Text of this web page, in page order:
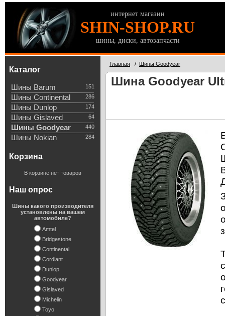
интернет магазин
SHIN-SHOP.RU
шины, диски, автозапчасти
Каталог
151
Шины Barum
286
Шины Continental
174
Шины Dunlop
64
Шины Gislaved
440
Шины Goodyear
284
Шины Nokian
Корзина
В корзине нет товаров
Наш опрос
Шины какого производителя
установлены на вашем
автомобиле?
Amtel
Bridgestone
Continental
Cordiant
Dunlop
Goodyear
Gislaved
Michelin
Toyo
Главная / Шины Goodyear
Шина Goodyear